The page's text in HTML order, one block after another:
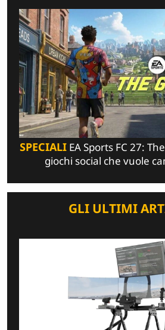
SPECIALIEA Sports FC 27:
giochi social che vuole
GLI ULTIMI